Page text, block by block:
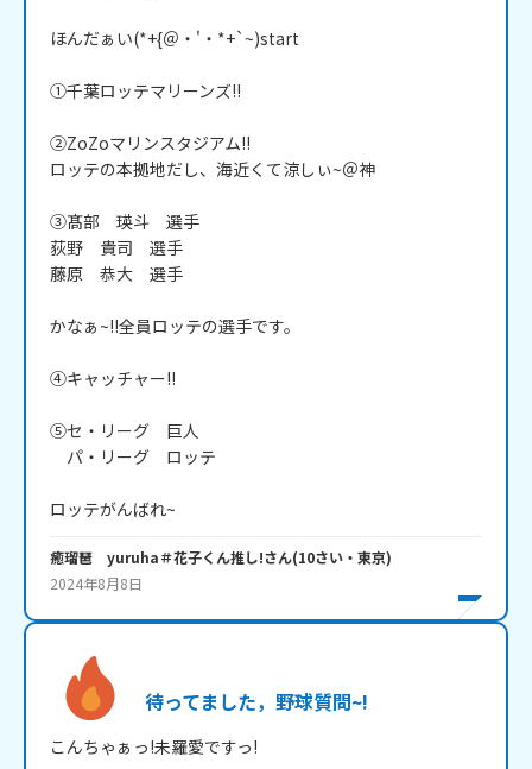
ほんだぁい(*+{＠・'・*+`~)start
①千葉ロッテマリーンズ!!
②ZoZoマリンスタジアム!!
ロッテの本拠地だし、海近くて涼しぃ~＠神
③髙部　瑛斗　選手
荻野　貴司　選手
藤原　恭大　選手
かなぁ~!!全員ロッテの選手です。
④キャッチャー!!
⑤セ・リーグ　巨人
パ・リーグ　ロッテ
ロッテがんばれ~
癒瑠琶 yuruha＃花子くん推し!さん(10さい・ 東京)
2024年8月8日
待ってました，野球質問~!
こんちゃぁっ!未羅愛ですっ!